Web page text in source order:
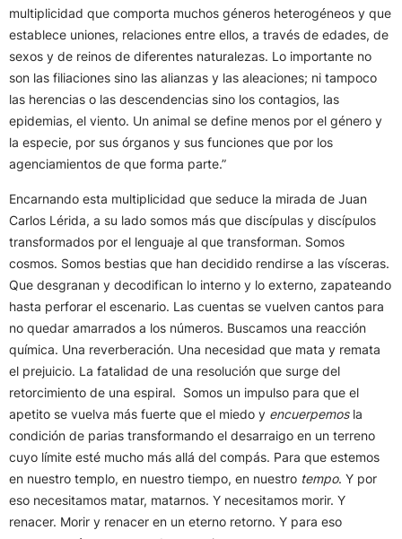
multiplicidad que comporta muchos géneros heterogéneos y que
establece uniones, relaciones entre ellos, a través de edades, de
sexos y de reinos de diferentes naturalezas. Lo importante no
son las filiaciones sino las alianzas y las aleaciones; ni tampoco
las herencias o las descendencias sino los contagios, las
epidemias, el viento. Un animal se define menos por el género y
la especie, por sus órganos y sus funciones que por los
agenciamientos de que forma parte.”
Encarnando esta multiplicidad que seduce la mirada de Juan
Carlos Lérida, a su lado somos más que discípulas y discípulos
transformados por el lenguaje al que transforman. Somos
cosmos. Somos bestias que han decidido rendirse a las vísceras.
Que desgranan y decodifican lo interno y lo externo, zapateando
hasta perforar el escenario. Las cuentas se vuelven cantos para
no quedar amarrados a los números. Buscamos una reacción
química. Una reverberación. Una necesidad que mata y remata
el prejuicio. La fatalidad de una resolución que surge del
retorcimiento de una espiral. Somos un impulso para que el
apetito se vuelva más fuerte que el miedo y encuerpemosla
condición de parias transformando el desarraigo en un terreno
cuyo límite esté mucho más allá del compás. Para que estemos
en nuestro templo, en nuestro tiempo, en nuestro tempo. Y por
eso necesitamos matar, matarnos. Y necesitamos morir. Y
renacer. Morir y renacer en un eterno retorno. Y para eso